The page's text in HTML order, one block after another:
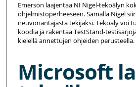
Emerson laajentaa NI Nigel-tekoälyn
ohjelmistoperheeseen. Samalla Nigel
neuvonantajasta tekijäksi. Tekoäly voi
koodia ja rakentaa TestStand-
kielellä annettujen ohjeiden perusteella.
Microsoft